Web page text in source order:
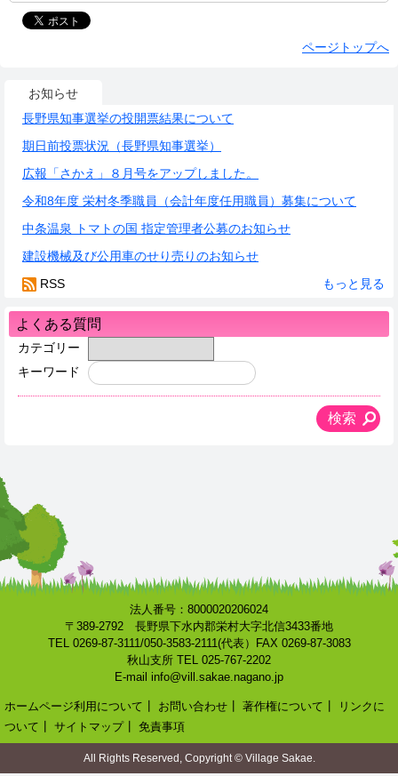
ページトップへ
お知らせ
長野県知事選挙の投開票結果について
期日前投票状況（長野県知事選挙）
広報「さかえ」８月号をアップしました。
令和8年度 栄村冬季職員（会計年度任用職員）募集について
中条温泉 トマトの国 指定管理者公募のお知らせ
建設機械及び公用車のせり売りのお知らせ
もっと見る
RSS
よくある質問
カテゴリー
キーワード
法人番号：8000020206024
〒389-2792 長野県下水内郡栄村大字北信3433番地
TEL 0269-87-3111/050-3583-2111(代表）FAX 0269-87-3083
秋山支所 TEL 025-767-2202
E-mail info@vill.sakae.nagano.jp
ホームページ利用について お問い合わせ 著作権について
リンクに
ついて
サイトマップ 免責事項
All Rights Reserved, Copyright © Village Sakae.